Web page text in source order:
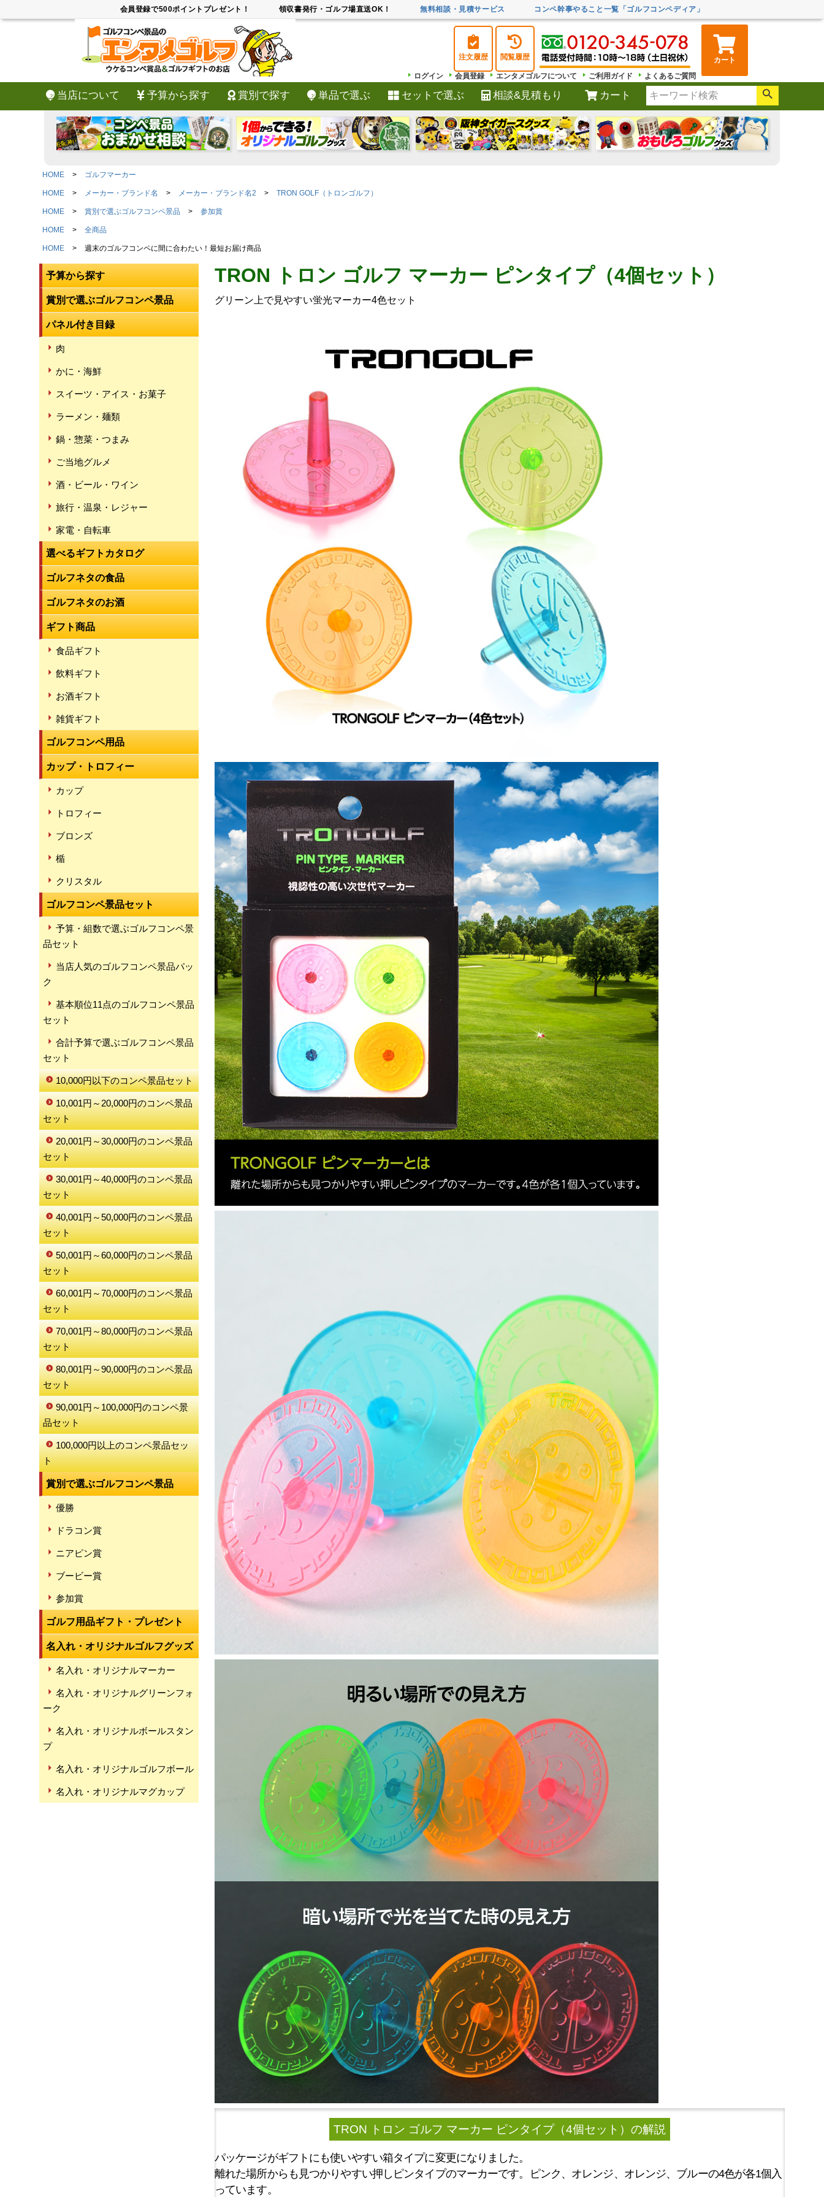
会員登録で500ポイントプレゼント！ 領収書発行・ゴルフ場直送OK！ 無料相談・見積サービス コンペ幹事やること一覧「ゴルフコンペディア」
注文履歴 閲覧履歴
カート
ログイン
会員登録 エンタメゴルフについて ご利用ガイド よくあるご質問
当店について 予算から探す 賞別で探す 単品で選ぶ セットで選ぶ 相談&見積もり カート
検索
HOME ゴルフマーカー
HOME メーカー・ブランド名 メーカー・ブランド名2 TRON GOLF（トロンゴルフ）
HOME 賞別で選ぶゴルフコンペ景品 参加賞
HOME 全商品
HOME 週末のゴルフコンペに間に合わたい！最短お届け商品
予算から探す
賞別で選ぶゴルフコンペ景品
パネル付き目録
肉
かに・海鮮
スイーツ・アイス・お菓子
ラーメン・麺類
鍋・惣菜・つまみ
ご当地グルメ
酒・ビール・ワイン
旅行・温泉・レジャー
家電・自転車
選べるギフトカタログ
ゴルフネタの食品
ゴルフネタのお酒
ギフト商品
食品ギフト
飲料ギフト
お酒ギフト
雑貨ギフト
ゴルフコンペ用品
カップ・トロフィー
カップ
トロフィー
ブロンズ
楯
クリスタル
ゴルフコンペ景品セット
予算・組数で選ぶゴルフコンペ景
品セット
当店人気のゴルフコンペ景品パッ
ク
基本順位11点のゴルフコンペ景品
セット
合計予算で選ぶゴルフコンペ景品
セット
10,000円以下のコンペ景品セット
10,001円～20,000円のコンペ景品
セット
20,001円～30,000円のコンペ景品
セット
30,001円～40,000円のコンペ景品
セット
40,001円～50,000円のコンペ景品
セット
50,001円～60,000円のコンペ景品
セット
60,001円～70,000円のコンペ景品
セット
70,001円～80,000円のコンペ景品
セット
80,001円～90,000円のコンペ景品
セット
90,001円～100,000円のコンペ景
品セット
100,000円以上のコンペ景品セッ
ト
賞別で選ぶゴルフコンペ景品
優勝
ドラコン賞
ニアピン賞
ブービー賞
参加賞
ゴルフ用品ギフト・プレゼント
名入れ・オリジナルゴルフグッズ
名入れ・オリジナルマーカー
名入れ・オリジナルグリーンフォ
ーク
名入れ・オリジナルボールスタン
プ
名入れ・オリジナルゴルフボール
名入れ・オリジナルマグカップ
TRON トロン ゴルフ マーカー ピンタイプ（4個セット）
グリーン上で見やすい蛍光マーカー4色セット
TRON トロン ゴルフ マーカー ピンタイプ（4個セット） の解説
パッケージがギフトにも使いやすい箱タイプに変更になりました。
離れた場所からも見つかりやすい押しピンタイプのマーカーです。ピンク、オレンジ、オレンジ、ブルーの4色が各1個入
っています。